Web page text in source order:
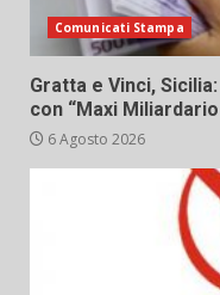
Comunicati Stampa
Gratta e Vinci,
con “Maxi
6 Agosto 2026